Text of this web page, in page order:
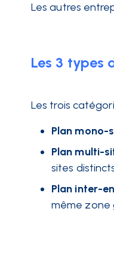
Les autres
Les 3 types
Les trois
Plan mono-
Plan multi-
sites
Plan inter-
même zone